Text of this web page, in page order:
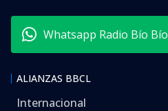
Whatsapp Radio Bío Bío
ALIANZAS BBCL
Internacional